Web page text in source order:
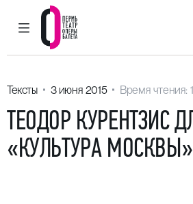
ГЛАВНОЕ МЕНЮ
Пермский театр
Тексты 3 июня 2015 Время чтения:
ТЕОДОР КУРЕНТЗИС
«КУЛЬТУРА МОСКВЫ»